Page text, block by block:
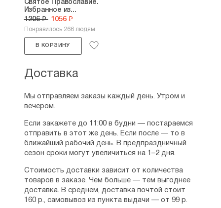
Сиракузский.
В 1960—1976 также был настоятелем
Свято-Троицкого монастыря. С 17 августа
1961 — архиепископ Сиракузский и
председателем благотворительного
Кронштадтского. Духовный руководитель
движения «Свято-Владимирской
нашей русской молодёжи выработать себе
правильное православное и национально-
русское миросозерцание, с тем, чтобы оно
стало руководящим началом жизни». Был
богослов, автор получивших значительную
известность толкований на книги Нового
Завета. Многие труды Аверкия после 1990
Святое Православие.
Избранное из...
1206 ₽ 1056 ₽
Понравилось 266 людям
В КОРЗИНУ
Доставка
Мы отправляем заказы каждый день. Утром и
вечером.
Если закажете до 11:00 в будни — постараемся
отправить в этот же день. Если после — то в
ближайший рабочий день. В предпраздничный
сезон сроки могут увеличиться на 1–2 дня.
Стоимость доставки зависит от количества
товаров в заказе. Чем больше — тем выгоднее
доставка. В среднем, доставка почтой стоит
160 р., самовывоз из пункта выдачи — от 99 р.